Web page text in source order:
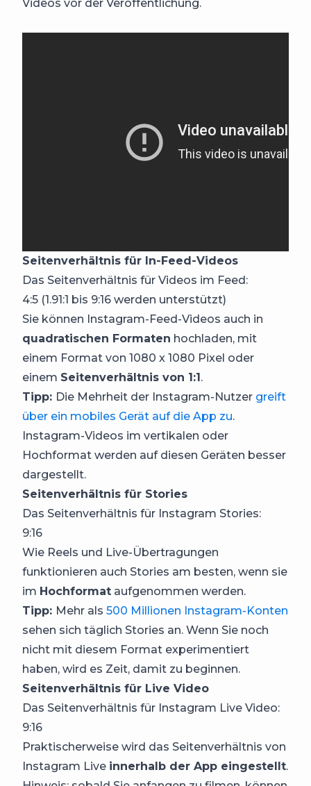
Videos vor der Veröffentlichung.​​
Seitenverhältnis für In-Feed-Videos
Das Seitenverhältnis für Videos im Feed:
4:5 (1.91:1 bis 9:16 werden unterstützt)
Sie können Instagram-Feed-Videos auch in
quadratischen Formaten hochladen, mit
einem Format von 1080 x 1080 Pixel oder
einem Seitenverhältnis von 1:1 .
Tipp: Die Mehrheit der Instagram-Nutzer greift
über ein mobiles Gerät auf die App zu.
Instagram-Videos im vertikalen oder
Hochformat werden auf diesen Geräten besser
dargestellt.
Seitenverhältnis für Stories
Das Seitenverhältnis für Instagram Stories:
9:16
Wie Reels und Live-Übertragungen
funktionieren auch Stories am besten, wenn sie
im Hochformat aufgenommen werden.
Tipp: Mehr als 500 Millionen Instagram-Konten
sehen sich täglich Stories an. Wenn Sie noch
nicht mit diesem Format experimentiert
haben, wird es Zeit, damit zu beginnen.
Seitenverhältnis für Live Video
Das Seitenverhältnis für Instagram Live Video:
9:16
Praktischerweise wird das Seitenverhältnis von
Instagram Live innerhalb der App eingestellt.